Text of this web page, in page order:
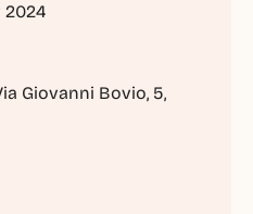
2024
Giovanni Bovio, 5,